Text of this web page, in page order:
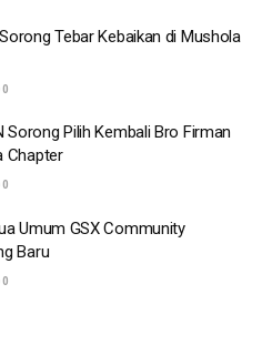
Tebar Kebaikan di Mushola
0
Sorong Pilih Kembali Bro Firman
Chapter
0
Umum GSX Community
Baru
0